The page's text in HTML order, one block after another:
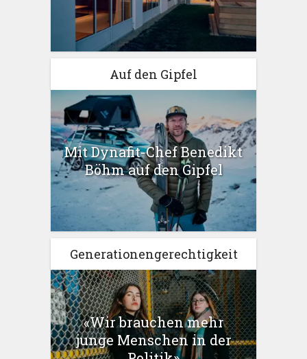
Auf den Gipfel
Mit Dynafit-Chef Benedikt
Böhm auf den Gipfel
Generationengerechtigkeit
«Wir brauchen mehr
junge Menschen in der